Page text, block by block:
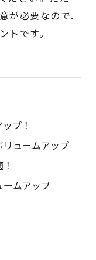
が必要なので、
トです。
プ！
ュームアップ
ームアップ